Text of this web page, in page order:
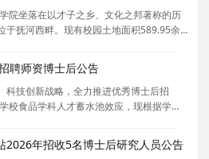
院坐落在以才子之乡、文化之邦著称的历
于抚河西畔。现有校园土地面积589.95余
学院是培养医学专门应用型人才的高等院
医学院、口腔医学
聘师资博士后公告
科技创新战略，全力推进优秀博士后招
校食品学科人才蓄水池效应，现根据学科
士后科研流动站，面向国内外公开招收
计划招聘师资博士后不
2026年招收5名博士后研究人员公告